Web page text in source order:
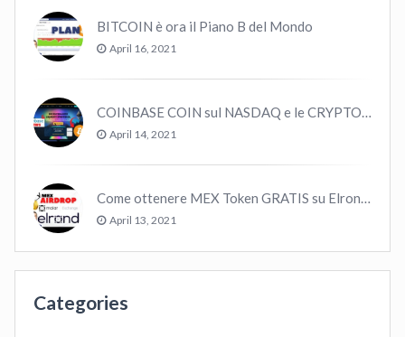
BITCOIN è ora il Piano B del Mondo
April 16, 2021
COINBASE COIN sul NASDAQ e le CRYPTO volano!
April 14, 2021
Come ottenere MEX Token GRATIS su Elrond ?
April 13, 2021
Categories